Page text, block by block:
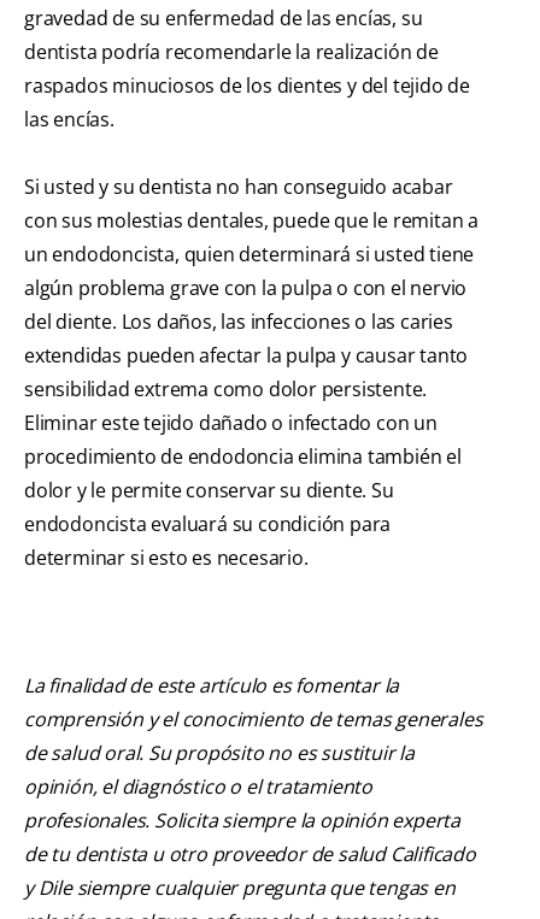
gravedad de su enfermedad de las encías, su
dentista podría recomendarle la realización de
raspados minuciosos de los dientes y del tejido de
las encías.
Si usted y su dentista no han conseguido acabar
con sus molestias dentales, puede que le remitan a
un endodoncista, quien determinará si usted tiene
algún problema grave con la pulpa o con el nervio
del diente. Los daños, las infecciones o las caries
extendidas pueden afectar la pulpa y causar tanto
sensibilidad extrema como dolor persistente.
Eliminar este tejido dañado o infectado con un
procedimiento de endodoncia elimina también el
dolor y le permite conservar su diente. Su
endodoncista evaluará su condición para
determinar si esto es necesario.
La finalidad de este artículo es fomentar la
comprensión y el conocimiento de temas generales
de salud oral. Su propósito no es sustituir la
opinión, el diagnóstico o el tratamiento
profesionales. Solicita siempre la opinión experta
de tu dentista u otro proveedor de salud Calificado
y Dile siempre cualquier pregunta que tengas en